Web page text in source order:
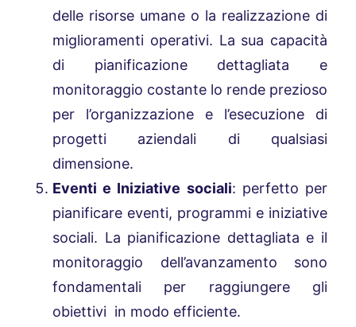
delle risorse umane o la realizzazione di
miglioramenti operativi. La sua capacità
di pianificazione dettagliata e
monitoraggio costante lo rende prezioso
per l’organizzazione e l’esecuzione di
progetti aziendali di qualsiasi
dimensione.
Eventi e Iniziative sociali: perfetto per
pianificare eventi, programmi e iniziative
sociali. La pianificazione dettagliata e il
monitoraggio dell’avanzamento sono
fondamentali per raggiungere gli
obiettivi in modo efficiente.